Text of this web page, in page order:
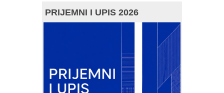
PRIJEMNI I UPIS 2026